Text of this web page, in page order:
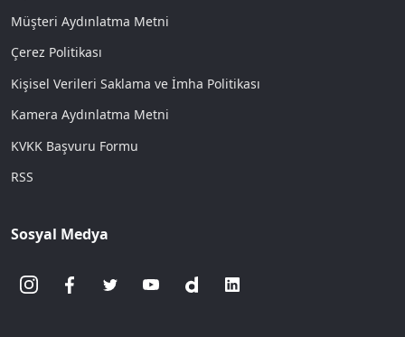
Müşteri Aydınlatma Metni
Çerez Politikası
Kişisel Verileri Saklama ve İmha Politikası
Kamera Aydınlatma Metni
KVKK Başvuru Formu
RSS
Sosyal Medya